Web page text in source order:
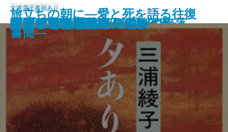
コンスタンティノープルの陥落
池波正太郎の銀座日記［全］
河童が覗いたインド
春燈
秀吉と武吉 目を上げれば海
李香蘭 私の半生
秘伝の声〔上〕
秘伝の声〔下〕
姥うかれ
ありふれた手法
文庫電子書籍あり
夕あり朝あり
ランゲルハンス島の午後
方舟さくら丸
旅立ちの朝に―愛と死を語る往復
書簡―
本所しぐれ町物語
かくれさと苦界行
フィツジェラルド短編集
カンヴァスの柩
リプレイ
酔いどれ次郎八